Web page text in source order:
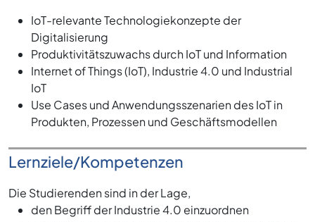
IoT-relevante Technologiekonzepte der
Digitalisierung
Produktivitätszuwachs durch IoT und Information
Internet of Things (IoT), Industrie 4.0 und Industrial
IoT
Use Cases und Anwendungsszenarien des IoT in
Produkten, Prozessen und Geschäftsmodellen
Lernziele/Kompetenzen
Die Studierenden sind in der Lage,
den Begriff der Industrie 4.0 einzuordnen